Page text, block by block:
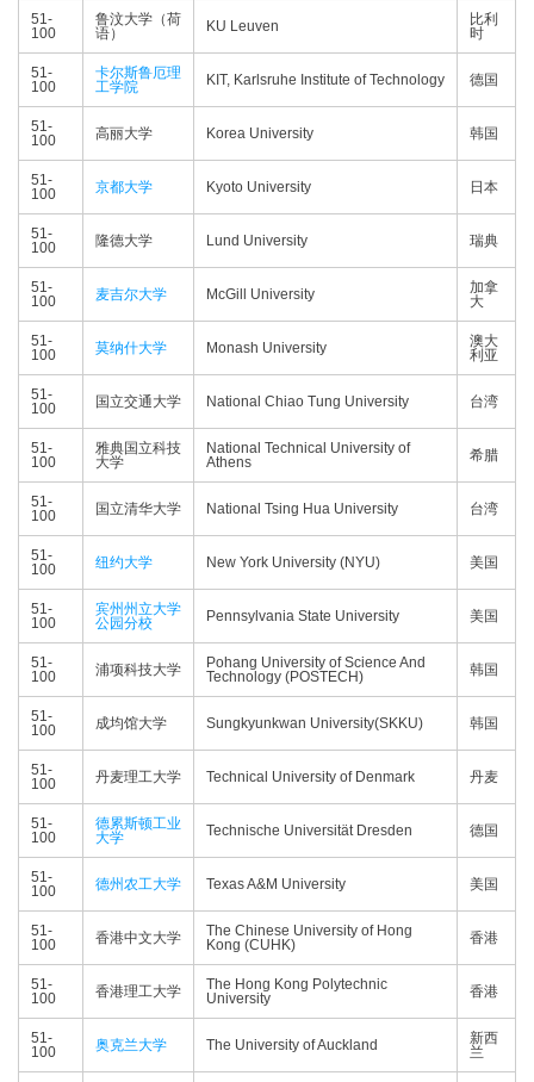
51-
100
鲁汶大学（荷
语）
KU Leuven
比利
时
51-
100
卡尔斯鲁厄理
工学院
KIT, Karlsruhe Institute of Technology 德国
51-
100
高丽大学 Korea University 韩国
51-
100
京都大学 Kyoto University 日本
51-
100
隆德大学 Lund University 瑞典
51-
100
麦吉尔大学 McGill University
加拿
大
51-
100
莫纳什大学 Monash University
澳大
利亚
51-
100
国立交通大学 National Chiao Tung University 台湾
51-
100
雅典国立科技
大学
National Technical University of
Athens
希腊
51-
100
国立清华大学 National Tsing Hua University 台湾
51-
100
纽约大学 New York University (NYU) 美国
51-
100
宾州州立大学
公园分校
Pennsylvania State University 美国
51-
100
浦项科技大学
Pohang University of Science And
Technology (POSTECH)
韩国
51-
100
成均馆大学 Sungkyunkwan University(SKKU) 韩国
51-
100
丹麦理工大学 Technical University of Denmark 丹麦
51-
100
德累斯顿工业
大学
Technische Universität Dresden 德国
51-
100
德州农工大学 Texas A&M University 美国
51-
100
香港中文大学
The Chinese University of Hong
Kong (CUHK)
香港
51-
100
香港理工大学
The Hong Kong Polytechnic
University
香港
51-
100
奥克兰大学 The University of Auckland
新西
兰